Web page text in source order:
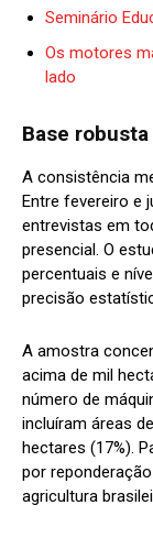
Seminário
Os motores
lado
Base
A consistência
Entre fevereiro e
entrevistas em
presencial. O
percentuais e
precisão
A amostra
acima de mil
número de
incluíram áreas
hectares (17%).
por
agricultura